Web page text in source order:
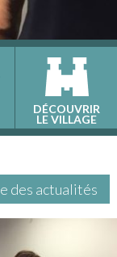
DÉCOUVRIR
LE VILLAGE
des actualités